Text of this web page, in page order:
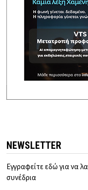
NEWSLETTER
Εγγραφείτε εδώ για να
συνέδρια